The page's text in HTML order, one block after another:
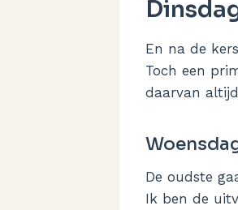
En na de
Toch een
daarvan
De oudste
Ik ben de